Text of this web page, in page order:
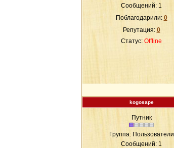
Сообщений: 1
Поблагодарили: 0
Репутация: 0
Статус: Offline
kogosape
Путник
Группа: Пользователи
Сообщений: 1